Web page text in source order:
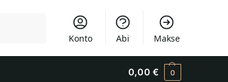
Konto Abi Makse
0,00 € 0